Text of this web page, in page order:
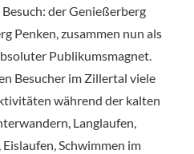
der Genießerberg
Penken, zusammen nun als
Publikumsmagnet.
Besucher im Zillertal viele
während der kalten
Langlaufen,
Schwimmen im